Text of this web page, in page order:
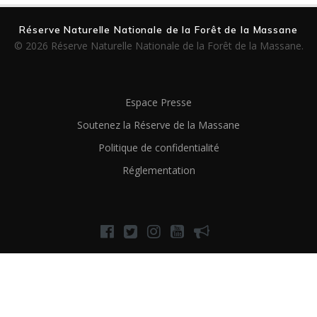
Réserve Naturelle Nationale de la Forêt de la Massane
© 2026 Réserve Naturelle Nationale de la Forêt de la Massane.
Espace Presse
Soutenez la Réserve de la Massane
Politique de confidentialité
Réglementation